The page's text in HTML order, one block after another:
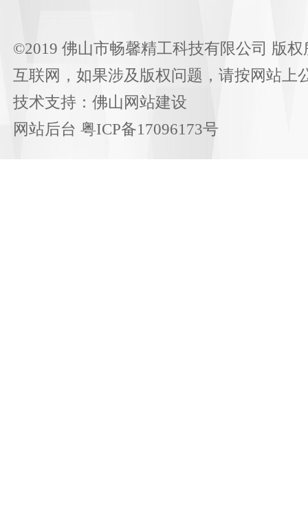
©2019 佛山市畅馨精工科技有限公司 版
互联网，如果涉及版权问题，请按网站上
技术支持： 佛山网站建设
网站后台 粤ICP备17096173号